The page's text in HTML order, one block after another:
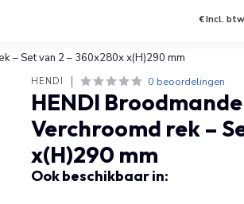
€Incl. btw
– Set van 2 – 360x280x x(H)290 mm
HENDI 0 beoordelingen
HENDI
Verchroomd rek –
x(H)290 mm
Ook beschikbaar in: